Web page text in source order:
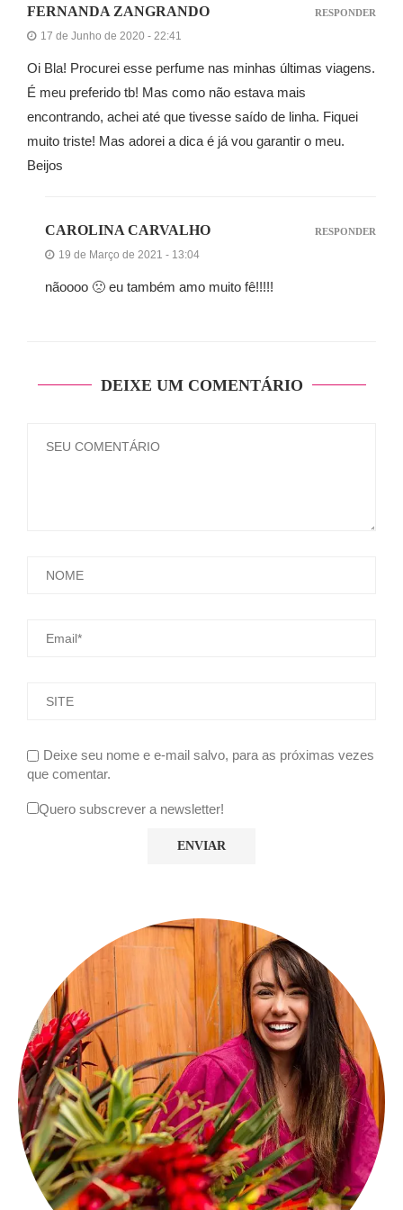
FERNANDA ZANGRANDO
17 de Junho de 2020 - 22:41
Oi Bla! Procurei esse perfume nas minhas últimas viagens.
É meu preferido tb! Mas como não estava mais
encontrando, achei até que tivesse saído de linha. Fiquei
muito triste! Mas adorei a dica é já vou garantir o meu.
Beijos
RESPONDER
CAROLINA CARVALHO
19 de Março de 2021 - 13:04
nãoooo 🙁 eu também amo muito fê!!!!!
RESPONDER
DEIXE UM COMENTÁRIO
Deixe seu nome e e-mail salvo, para as próximas vezes
que comentar.
Quero subscrever a newsletter!